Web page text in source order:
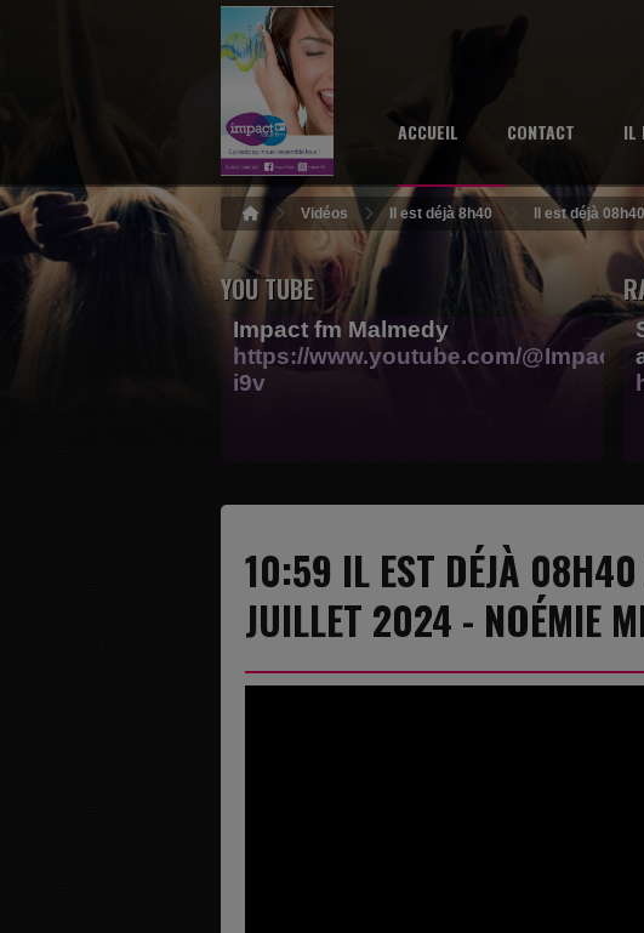
ACCUEIL CONTACT IL
Vidéos Il est déjà 8h40 Il est déjà
YOU TUBE
Impact fm Malmedy
https://www.youtube.com/
i9v
10:59 IL EST DÉJÀ
JUILLET 2024 - NOÉMIE